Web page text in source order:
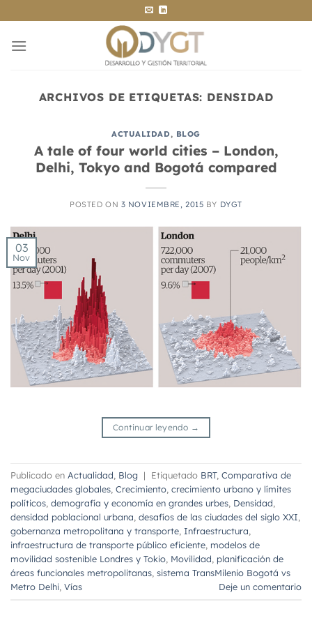
al
contenido
ARCHIVOS DE ETIQUETAS: DENSIDAD
ACTUALIDAD, BLOG
A tale of four world cities – London,
Delhi, Tokyo and Bogotá compared
POSTED ON 3 NOVIEMBRE, 2015 BY DYGT
03
Nov
Continuar leyendo →
Publicado en Actualidad Blog | Etiquetado BRT, Comparativa de
megaciudades globales Crecimiento crecimiento urbano y límites
políticos demografía y economía en grandes urbes Densidad
densidad poblacional urbana desafíos de las ciudades del siglo XXI
gobernanza metropolitana y transporte Infraestructura
infraestructura de transporte público eficiente modelos de
movilidad sostenible Londres y Tokio Movilidad planificación de
áreas funcionales metropolitanas sistema TransMilenio Bogotá vs
Metro Delhi Vías Deje un comentario